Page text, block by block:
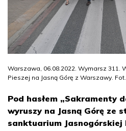
Warszawa, 06.08.2022. Wymarsz 311.
Pieszej na Jasną Górę z Warszawy.
Pod hasłem „Sakramenty
wyruszy na Jasną Górę ze
sanktuarium Jasnogórskiej